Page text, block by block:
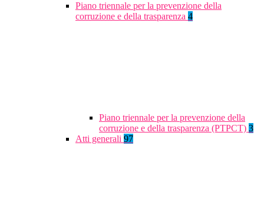
Piano triennale per la prevenzione della
corruzione e della trasparenza 4
Piano triennale per la prevenzione della
corruzione e della trasparenza (PTPCT) 3
Atti generali 97